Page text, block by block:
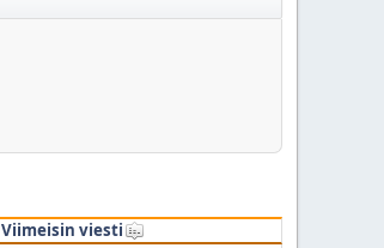
Viimeisin viesti